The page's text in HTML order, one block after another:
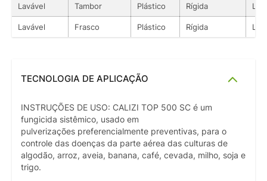
Lavável Tambor Plástico Rígida
Lavável Frasco Plástico Rígida
TECNOLOGIA DE APLICAÇÃO
INSTRUÇÕES DE USO: CALIZI TOP 500 SC é um
fungicida sistêmico, usado em
pulverizações preferencialmente preventivas, para o
controle das doenças da parte aérea das culturas de
algodão, arroz, aveia, banana, café, cevada, milho, soja e
trigo.